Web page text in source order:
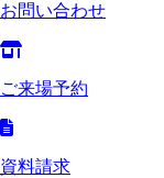
お問い合わせ
ご来場予約
資料請求